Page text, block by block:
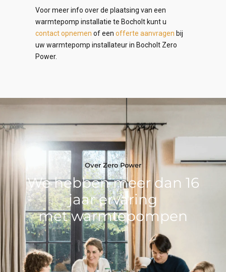
Voor meer info over de plaatsing van een
warmtepomp installatie te Bocholt kunt u
contact opnemen of een offerte aanvragen bij
uw warmtepomp installateur in Bocholt Zero
Power.
Over Zero Power
We hebben meer dan 16
jaar ervaring
met warmtepompen